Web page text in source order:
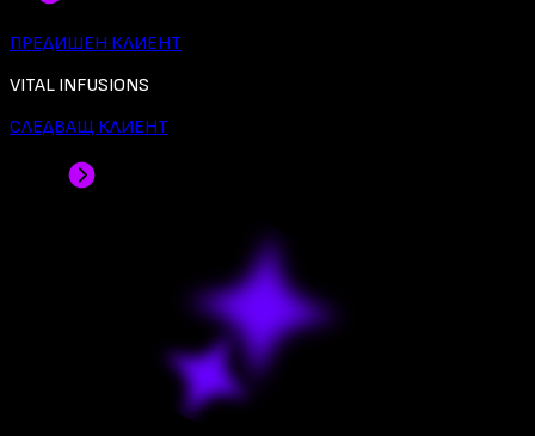
ПРЕДИШЕН КЛИЕНТ
VITAL INFUSIONS
СЛЕДВАЩ КЛИЕНТ